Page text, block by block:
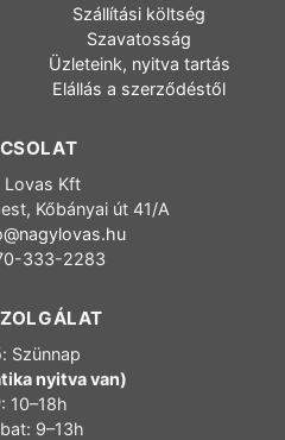
Szállítási költség
Szavatosság
Üzleteink, nyitva tartás
Elállás a szerződéstől
Lovas Kft
Kőbányai út 41/A
333-2283
Szünnap
nyitva van)
10–18h
9–13h